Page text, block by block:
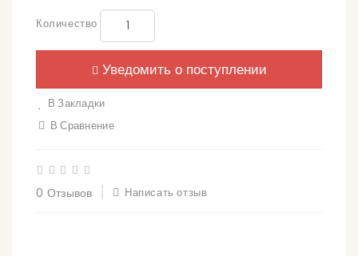
Количество
Уведомить о поступлении
В Закладки
В Сравнение
0 Отзывов Написать отзыв